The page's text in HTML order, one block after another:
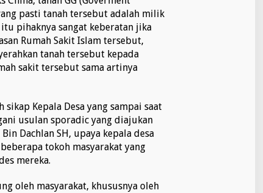
pasti tanah tersebut adalah milik
pihaknya sangat keberatan jika
Rumah Sakit Islam tersebut,
tanah tersebut kepada
sakit tersebut sama artinya
Kepala Desa yang sampai saat
usulan sporadic yang diajukan
Dachlan SH, upaya kepala desa
tokoh masyarakat yang
mereka.
oleh masyarakat, khususnya oleh